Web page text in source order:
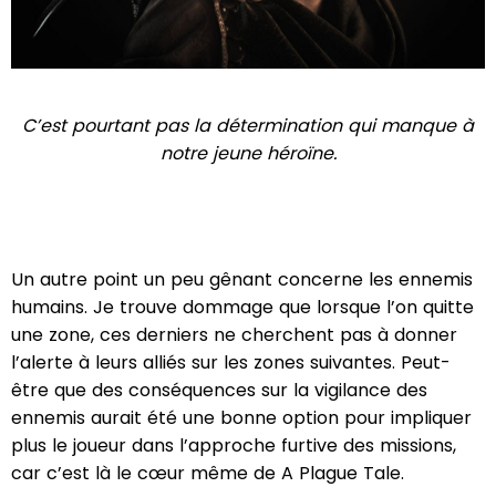
C’est pourtant pas la détermination qui manque à
notre jeune héroïne.
Un autre point un peu gênant concerne les ennemis
humains. Je trouve dommage que lorsque l’on quitte
une zone, ces derniers ne cherchent pas à donner
l’alerte à leurs alliés sur les zones suivantes. Peut-
être que des conséquences sur la vigilance des
ennemis aurait été une bonne option pour impliquer
plus le joueur dans l’approche furtive des missions,
car c’est là le cœur même de A Plague Tale.